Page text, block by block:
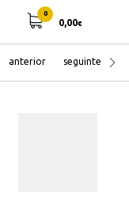
0
0,00€
anterior seguinte